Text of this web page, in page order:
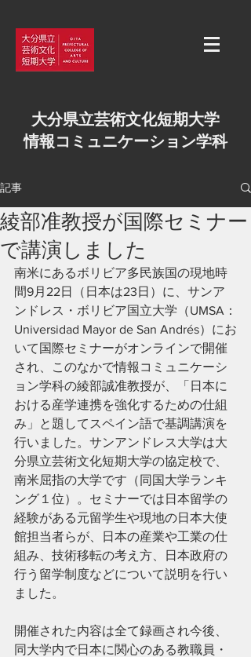
大分県立芸術文化短期大学
情報コミュニケーション学科
記事
綾部准教授が国際セミナー
で講演しました
南米にあるボリビア多民族国の現地時
間9月22日（日本は23日）に、サンア
ンドレス・ボリビア国立大学（UMSA：
Universidad Mayor de San Andrés）にお
いて国際セミナーがオンラインで開催
され、このなかで情報コミュニケーシ
ョン学科の綾部誠准教授が、「日本に
おける産学連携を強化するための仕組
み」と題してスペイン語で基調講演を
行いました。サンアンドレス大学は大
分県立芸術文化短期大学の協定校で、
南米屈指の大学です（同国大学ランキ
ング１位）。セミナーでは日本留学の
経験がある元留学生や現地の日本大使
館担当者らが、日本の産業や工業の仕
組み、技術移転の考え方、日本政府の
行う留学制度などについて説明を行い
ました。
開催された内容は全て録画され今後、
同大学内で日本に関心のある教職員・